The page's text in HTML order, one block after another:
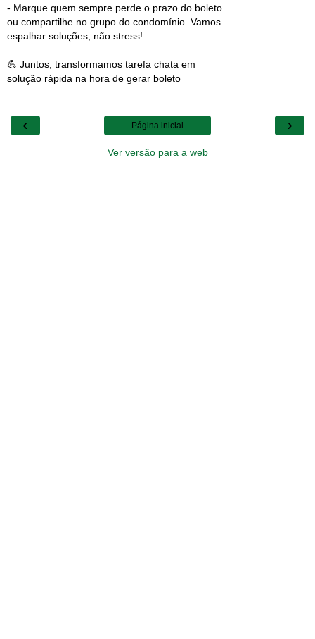
- Marque quem sempre perde o prazo do boleto
ou compartilhe no grupo do condomínio. Vamos
espalhar soluções, não stress!
💪 Juntos, transformamos tarefa chata em
solução rápida na hora de gerar boleto
‹ ›
Página inicial
Ver versão para a web